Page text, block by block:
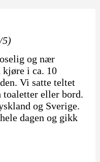
5)
og nær
kjøre i ca. 10
Vi satte teltet
toaletter eller bord.
og Sverige.
dagen og gikk